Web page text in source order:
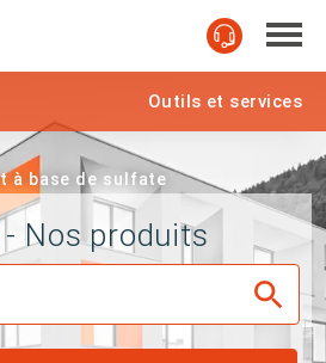
Outils et services
à base de sulfate
- Nos produits